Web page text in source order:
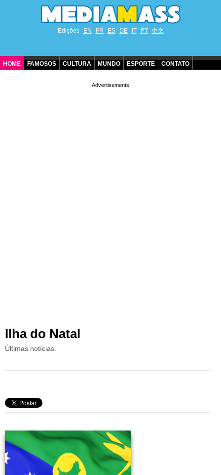
Edições EN FR ES DE IT PT 中文
HOME FAMOSOS CULTURA MUNDO ESPORTE CONTATO
Ilha do Natal
Últimas notícias.